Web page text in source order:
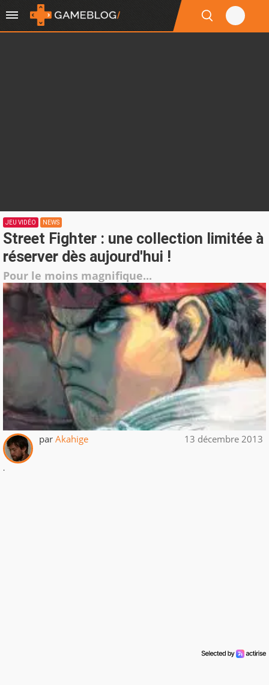
JEU VIDÉO NEWS
Street Fighter : une collection limitée à
réserver dès aujourd'hui !
Pour le moins magnifique...
par Akahige 13 décembre 2013
.